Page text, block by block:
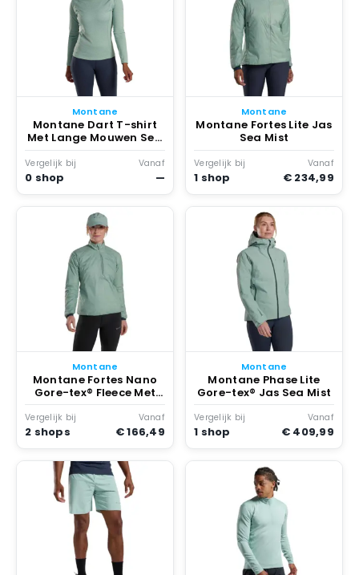
Montane
Montane Dart T-shirt
Met Lange Mouwen Sea
Mist
Vergelijk bij
0 shop
Vanaf
—
Montane
Montane Fortes Lite Jas
Sea Mist
Vergelijk bij
1 shop
Vanaf
€ 234,99
Montane
Montane Fortes Nano
Gore-tex® Fleece Met
Halve Rits Sea Mist
Vergelijk bij
2 shops
Vanaf
€ 166,49
Montane
Montane Phase Lite
Gore-tex® Jas Sea Mist
Vergelijk bij
1 shop
Vanaf
€ 409,99